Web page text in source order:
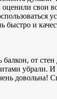
оценили свои
быстро и
балкон, от
убрали.
довольна!